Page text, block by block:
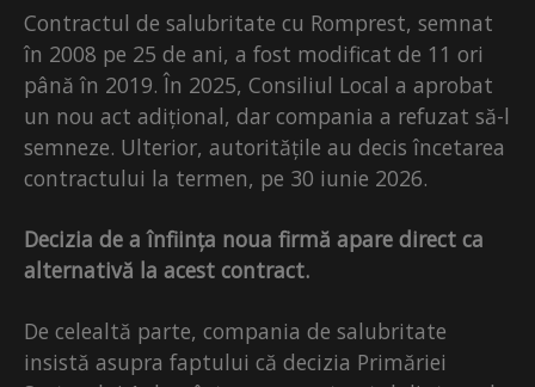
Contractul de salubritate cu Romprest, semnat
în 2008 pe 25 de ani, a fost modificat de 11 ori
până în 2019. În 2025, Consiliul Local a aprobat
un nou act adițional, dar compania a refuzat să-l
semneze. Ulterior, autoritățile au decis încetarea
contractului la termen, pe 30 iunie 2026.
Decizia de a înființa noua firmă apare direct ca
alternativă la acest contract.
De celealtă parte, compania de salubritate
insistă asupra faptului că decizia Primăriei